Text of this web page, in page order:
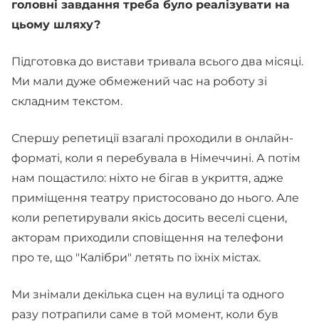
головні завдання треба було реалізувати на
цьому шляху?
Підготовка до вистави тривала всього два місяці.
Ми мали дуже обмежений час на роботу зі
складним текстом.
Спершу репетиції взагалі проходили в онлайн-
форматі, коли я перебувала в Німеччині. А потім
нам пощастило: ніхто не бігав в укриття, адже
приміщення театру пристосовано до нього. Але
коли репетирували якісь досить веселі сцени,
акторам приходили сповіщення на телефони
про те, що "Калібри" летять по їхніх містах.
Ми знімали декілька сцен на вулиці та одного
разу потрапили саме в той момент, коли був